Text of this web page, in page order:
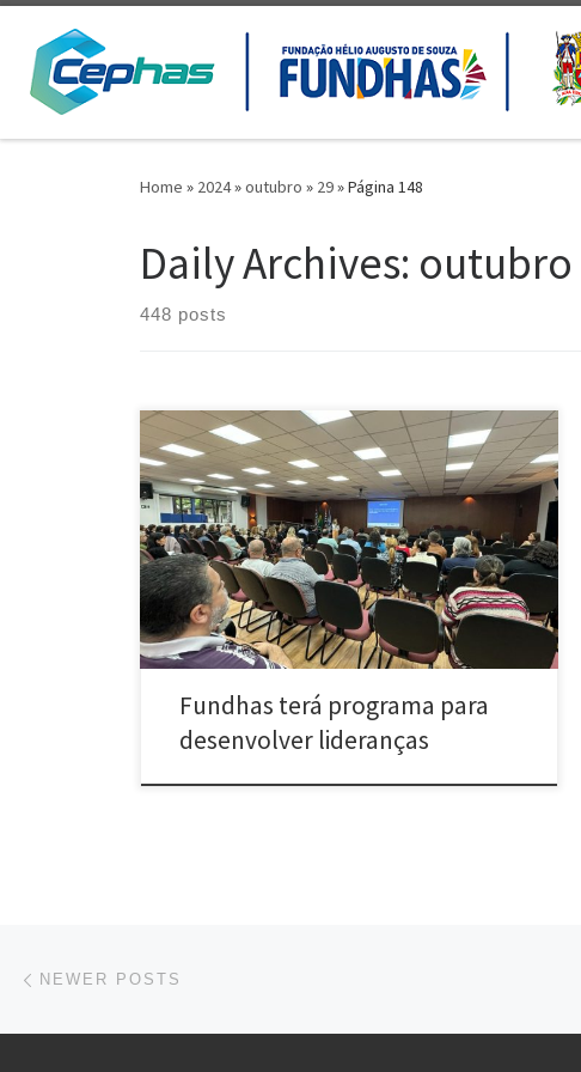
Skip to content
Home » 2024»outubro » 29»Página 148
Daily Archives: outubro
448 posts
[…]
Fundhas terá programa para
desenvolver lideranças
Posts navigation
NEWER POSTS